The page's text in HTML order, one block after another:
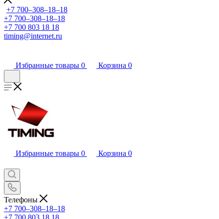
+7 700‒308‒18‒18
+7 700‒308‒18‒18
+7 700 803 18 18
timing@internet.ru
Избранные товары 0 Корзина 0
Избранные товары 0 Корзина 0
Телефоны
+7 700‒308‒18‒18
+7 700 803 18 18